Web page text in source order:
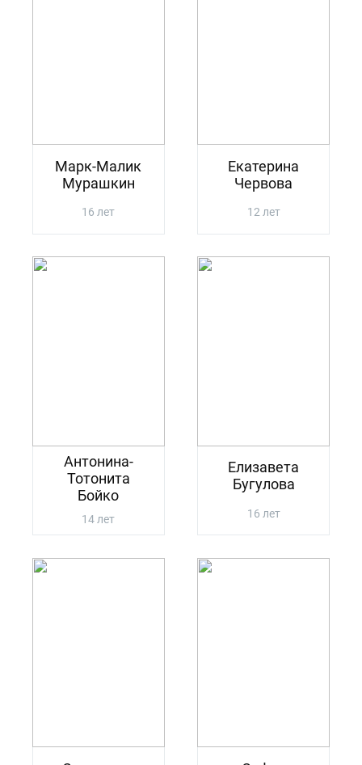
Марк-Малик
Мурашкин
16 лет
Екатерина
Червова
12 лет
Антонина-
Тотонита
Бойко
14 лет
Елизавета
Бугулова
16 лет